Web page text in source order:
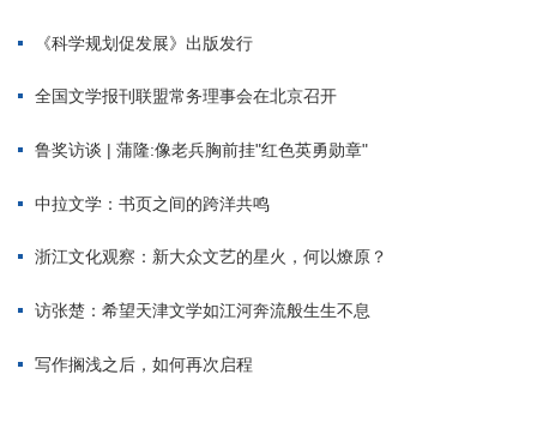
《科学规划促发展》出版发行
全国文学报刊联盟常务理事会在北京召开
鲁奖访谈 | 蒲隆:像老兵胸前挂"红色英勇勋章"
中拉文学：书页之间的跨洋共鸣
浙江文化观察：新大众文艺的星火，何以燎原？
访张楚：希望天津文学如江河奔流般生生不息
写作搁浅之后，如何再次启程